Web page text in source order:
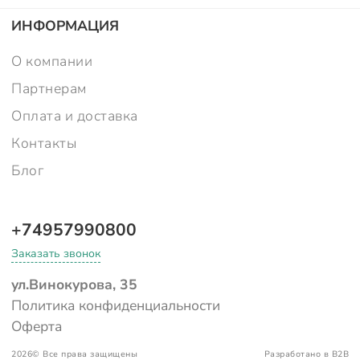
ИНФОРМАЦИЯ
О компании
Партнерам
Оплата и доставка
Контакты
Блог
+74957990800
Заказать звонок
ул.Винокурова, 35
Политика конфиденциальности
Оферта
2026© Все права защищены Разработано в B2B